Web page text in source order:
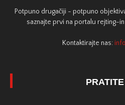
Potpuno drugačiji - potpuno
saznajte prvi na portalu rejting-
Kontaktirajte nas: